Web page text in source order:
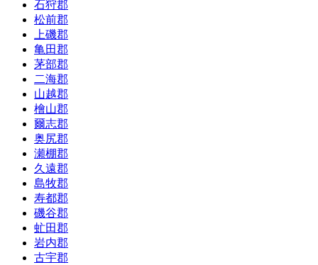
石狩郡
松前郡
上磯郡
亀田郡
茅部郡
二海郡
山越郡
檜山郡
爾志郡
奥尻郡
瀬棚郡
久遠郡
島牧郡
寿都郡
磯谷郡
虻田郡
岩内郡
古宇郡